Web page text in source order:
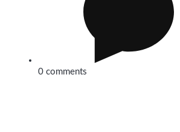
0 comments